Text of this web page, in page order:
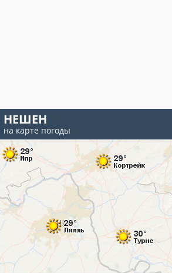
НЕШЕН
на карте погоды